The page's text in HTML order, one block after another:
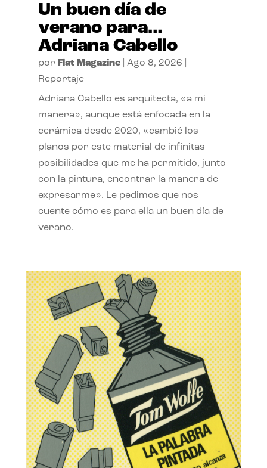
Un buen día de
verano para…
Adriana Cabello
por Flat Magazine| Ago 8, 2026
Reportaje
Adriana Cabello es arquitecta, «a mi
manera», aunque está enfocada en la
cerámica desde 2020, «cambié los
planos por este material de infinitas
posibilidades que me ha permitido, junto
con la pintura, encontrar la manera de
expresarme». Le pedimos que nos
cuente cómo es para ella un buen día de
verano.